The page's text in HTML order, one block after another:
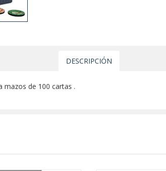
DESCRIPCIÓN
mazos de 100 cartas .